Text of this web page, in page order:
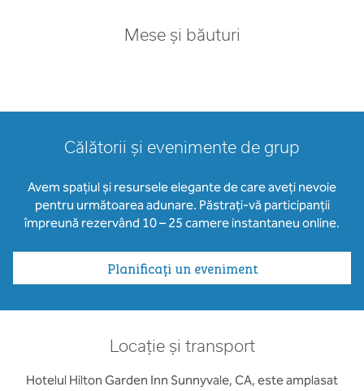
Mese și băuturi
Călătorii și evenimente de grup
Avem spațiul și resursele elegante de care aveți nevoie
pentru următoarea adunare. Păstrați-vă participanții
împreună rezervând 10 – 25 camere instantaneu online.
Planificați un eveniment
Locație și transport
Hotelul Hilton Garden Inn Sunnyvale, CA, este amplasat